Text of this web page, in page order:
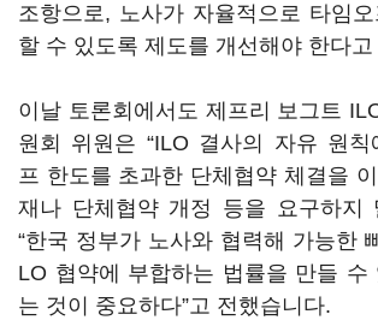
조항으로, 노사가 자율적으로 타임
할 수 있도록 제도를 개선해야 한다
이날 토론회에서도 제프리 보그트
원회 위원은 “ILO 결사의 자유 원
프 한도를 초과한 단체협약 체결을
재나 단체협약 개정 등을 요구하지
“한국 정부가 노사와 협력해 가능한
LO 협약에 부합하는 법률을 만들 수
는 것이 중요하다”고 전했습니다.